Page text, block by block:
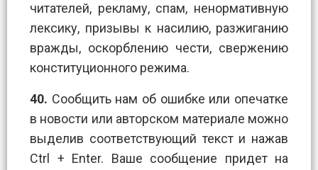
читателей, рекламу, спам, ненормативную
лексику, призывы к насилию, разжиганию
вражды, оскорблению чести, свержению
конституционного режима.
40. Сообщить нам об ошибке или опечатке
в новости или авторском материале можно
выделив соответствующий текст и нажав
Ctrl + Enter. Ваше сообщение придет на